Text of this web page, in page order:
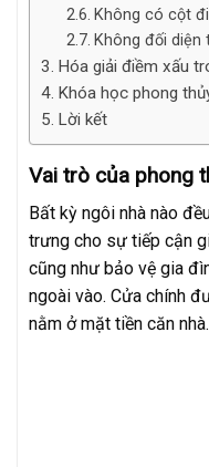
Không có cột
Không đối diện
Hóa giải điềm xấu
Khóa học phong
Lời kết
Vai trò của phong
Bất kỳ ngôi nhà nào
trưng cho sự tiếp cận
cũng như bảo vệ gia
ngoài vào. Cửa chính
nằm ở mặt tiền căn nhà.